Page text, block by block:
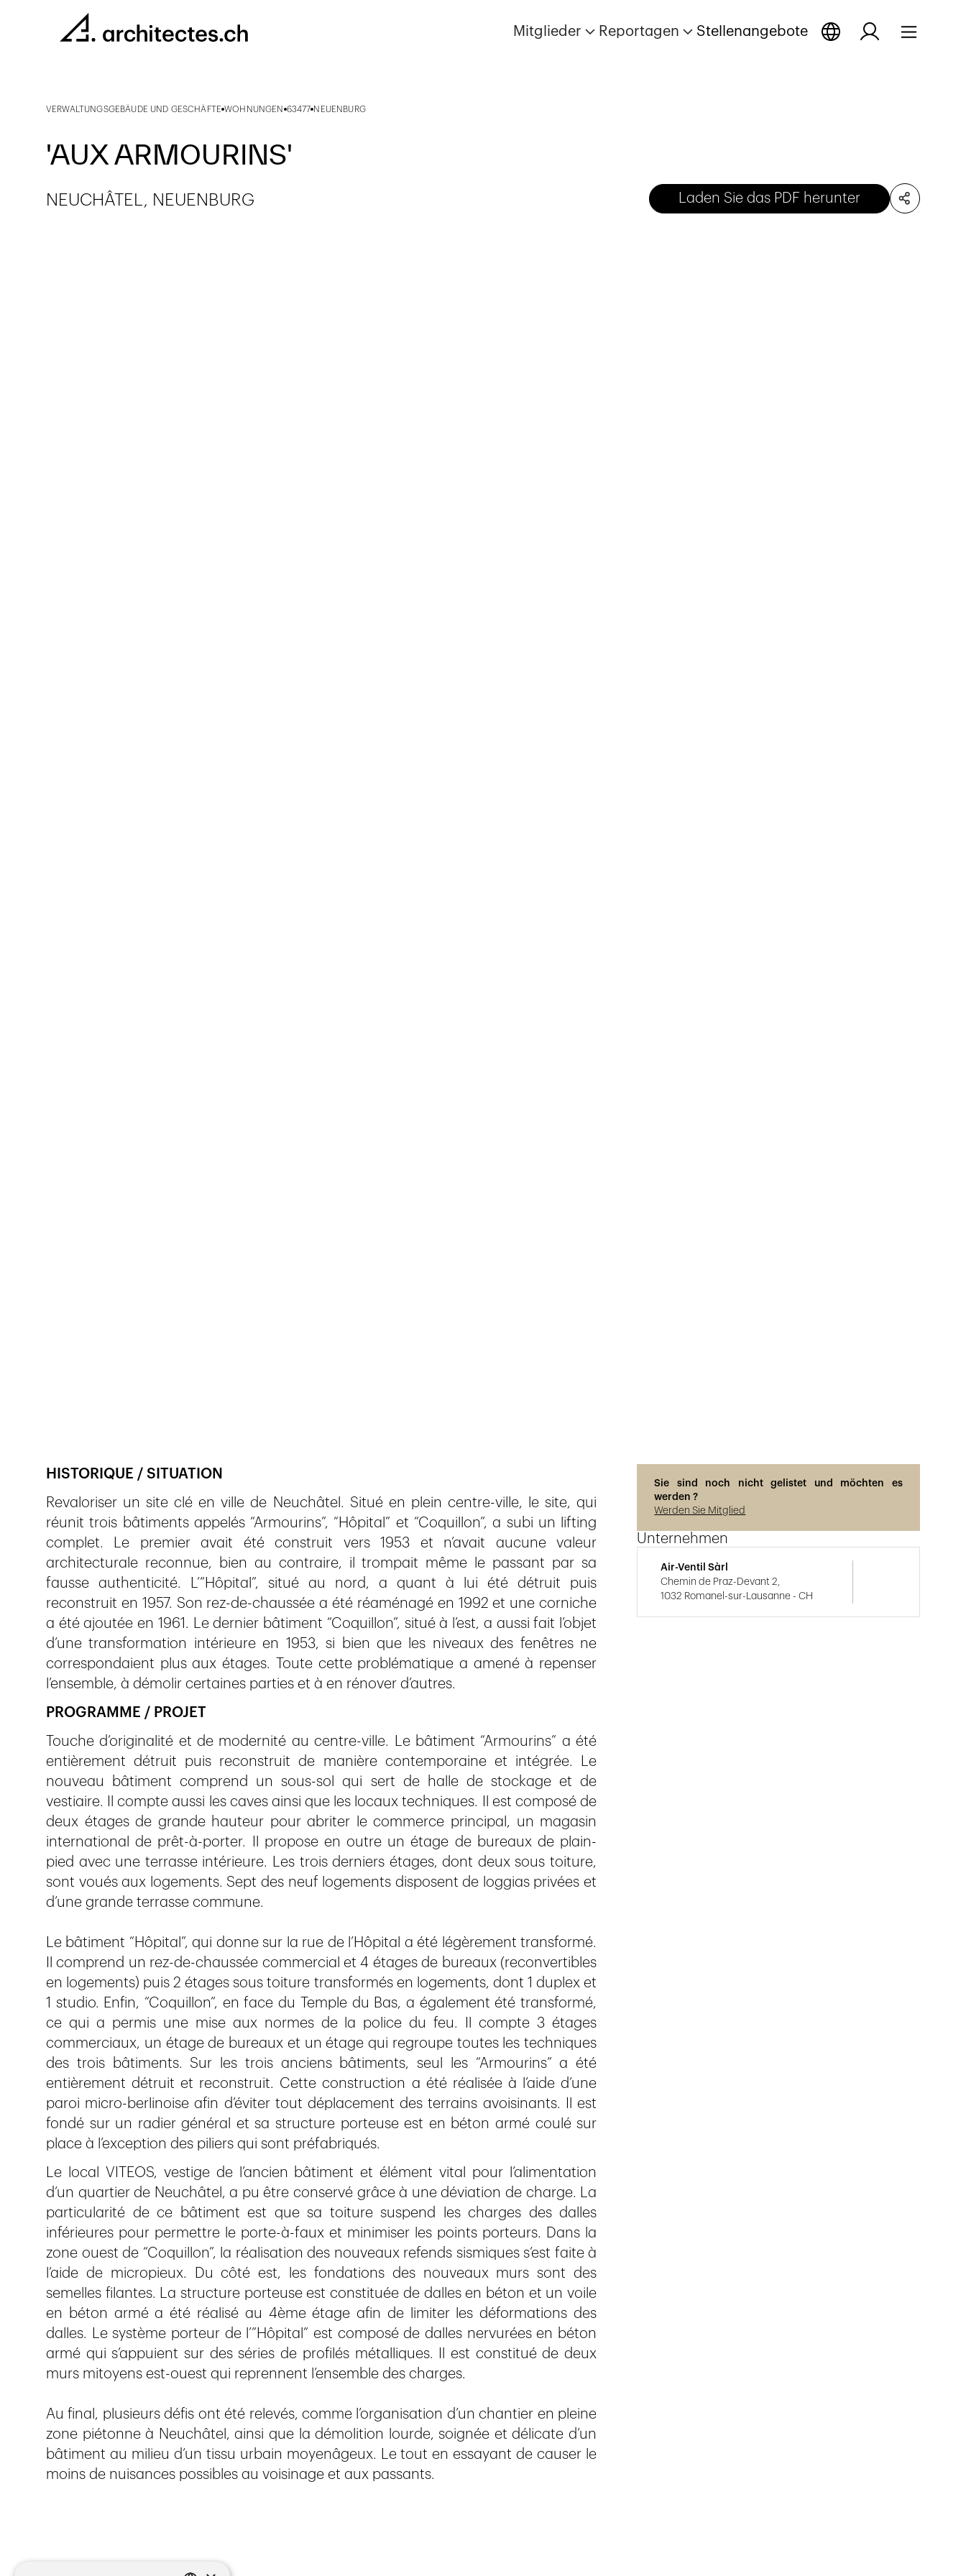
Mitglieder Reportagen Stellenangebote
VERWALTUNGSGEBÄUDE UND GESCHÄFTE WOHNUNGEN 63477 NEUENBURG
'AUX ARMOURINS'
NEUCHÂTEL, NEUENBURG Laden Sie das PDF herunter
HISTORIQUE / SITUATION
Revaloriser un site clé en ville de Neuchâtel. Situé en plein centre-ville, le site, qui
réunit trois bâtiments appelés “Armourins”, “Hôpital” et “Coquillon”, a subi un lifting
complet. Le premier avait été construit vers 1953 et n’avait aucune valeur
architecturale reconnue, bien au contraire, il trompait même le passant par sa
fausse authenticité. L’”Hôpital”, situé au nord, a quant à lui été détruit puis
reconstruit en 1957. Son rez-de-chaussée a été réaménagé en 1992 et une corniche
a été ajoutée en 1961. Le dernier bâtiment “Coquillon”, situé à l’est, a aussi fait l’objet
d’une transformation intérieure en 1953, si bien que les niveaux des fenêtres ne
correspondaient plus aux étages. Toute cette problématique a amené à repenser
l’ensemble, à démolir certaines parties et à en rénover d’autres.
PROGRAMME / PROJET
Touche d’originalité et de modernité au centre-ville. Le bâtiment “Armourins” a été
entièrement détruit puis reconstruit de manière contemporaine et intégrée. Le
nouveau bâtiment comprend un sous-sol qui sert de halle de stockage et de
vestiaire. Il compte aussi les caves ainsi que les locaux techniques. Il est composé de
deux étages de grande hauteur pour abriter le commerce principal, un magasin
international de prêt-à-porter. Il propose en outre un étage de bureaux de plain-
pied avec une terrasse intérieure. Les trois derniers étages, dont deux sous toiture,
sont voués aux logements. Sept des neuf logements disposent de loggias privées et
d’une grande terrasse commune.
Le bâtiment “Hôpital”, qui donne sur la rue de l’Hôpital a été légèrement transformé.
Il comprend un rez-de-chaussée commercial et 4 étages de bureaux (reconvertibles
en logements) puis 2 étages sous toiture transformés en logements, dont 1 duplex et
1 studio. Enfin, “Coquillon”, en face du Temple du Bas, a également été transformé,
ce qui a permis une mise aux normes de la police du feu. Il compte 3 étages
commerciaux, un étage de bureaux et un étage qui regroupe toutes les techniques
des trois bâtiments. Sur les trois anciens bâtiments, seul les “Armourins” a été
entièrement détruit et reconstruit. Cette construction a été réalisée à l’aide d’une
paroi micro-berlinoise afin d’éviter tout déplacement des terrains avoisinants. Il est
fondé sur un radier général et sa structure porteuse est en béton armé coulé sur
place à l’exception des piliers qui sont préfabriqués.
Le local VITEOS, vestige de l’ancien bâtiment et élément vital pour l’alimentation
d’un quartier de Neuchâtel, a pu être conservé grâce à une déviation de charge. La
particularité de ce bâtiment est que sa toiture suspend les charges des dalles
inférieures pour permettre le porte-à-faux et minimiser les points porteurs. Dans la
zone ouest de “Coquillon”, la réalisation des nouveaux refends sismiques s’est faite à
l’aide de micropieux. Du côté est, les fondations des nouveaux murs sont des
semelles filantes. La structure porteuse est constituée de dalles en béton et un voile
en béton armé a été réalisé au 4ème étage afin de limiter les déformations des
dalles. Le système porteur de l’”Hôpital” est composé de dalles nervurées en béton
armé qui s’appuient sur des séries de profilés métalliques. Il est constitué de deux
murs mitoyens est-ouest qui reprennent l’ensemble des charges.
Au final, plusieurs défis ont été relevés, comme l’organisation d’un chantier en pleine
zone piétonne à Neuchâtel, ainsi que la démolition lourde, soignée et délicate d’un
bâtiment au milieu d’un tissu urbain moyenâgeux. Le tout en essayant de causer le
moins de nuisances possibles au voisinage et aux passants.
Sie sind noch nicht gelistet und möchten es
werden ?
Werden Sie Mitglied
Unternehmen
Air-Ventil Sàrl
Chemin de Praz-Devant 2,
1032 Romanel-sur-Lausanne - CH